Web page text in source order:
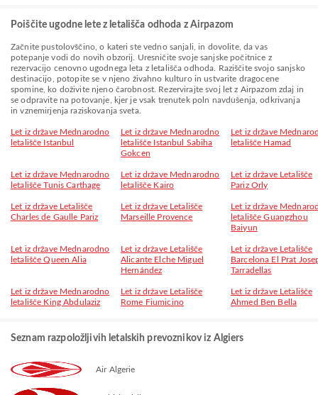
Poiščite ugodne lete z letališča odhoda z Airpazom
Začnite pustolovščino, o kateri ste vedno sanjali, in dovolite, da vas
potepanje vodi do novih obzorij. Uresničite svoje sanjske počitnice z
rezervacijo cenovno ugodnega leta z letališča odhoda. Raziščite svojo sanjsko
destinacijo, potopite se v njeno živahno kulturo in ustvarite dragocene
spomine, ko doživite njeno čarobnost. Rezervirajte svoj let z Airpazom zdaj in
se odpravite na potovanje, kjer je vsak trenutek poln navdušenja, odkrivanja
in vznemirjenja raziskovanja sveta.
Let iz države Mednarodno
letališče Istanbul
Let iz države Mednarodno
letališče Istanbul Sabiha
Gokcen
Let iz države
letališče Hamad
Let iz države Mednarodno
letališče Tunis Carthage
Let iz države Mednarodno
letališče Kairo
Let iz države Letališče
Pariz Orly
Let iz države Letališče
Charles de Gaulle Pariz
Let iz države Letališče
Marseille Provence
Let iz države
letališče Guangzhou
Baiyun
Let iz države Mednarodno
letališče Queen Alia
Let iz države Letališče
Alicante Elche Miguel
Hernández
Let iz države Letališče
Barcelona El Prat
Tarradellas
Let iz države Mednarodno
letališče King Abdulaziz
Let iz države Letališče
Rome Fiumicino
Let iz države Letališče
Ahmed Ben Bella
Seznam razpoložljivih letalskih prevoznikov iz Algiers
Air Algerie